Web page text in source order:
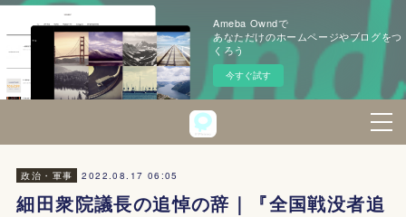
Ameba Owndで
あなただけのホームページやブログをつ
くろう
今すぐ試す
政治・軍事 2022.08.17 06:05
細田衆院議長の追悼の辞｜『全国戦没者追